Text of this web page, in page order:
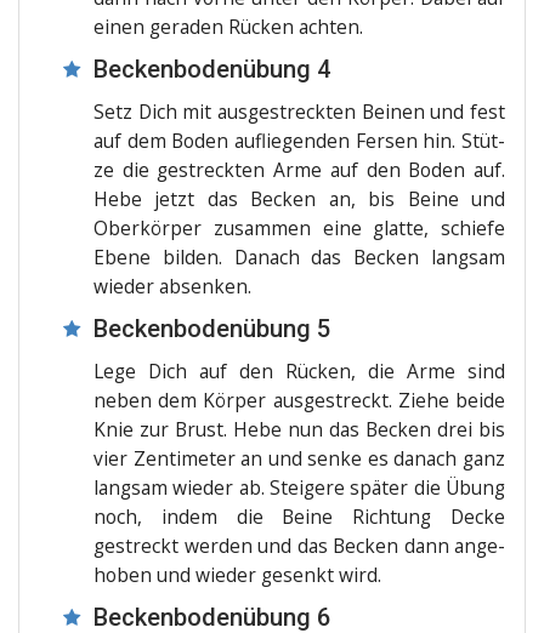
einen gera­den Rücken achten.
Beckenbodenübung 4
Setz Dich mit aus­ge­streck­ten Bei­nen und fest
auf dem Boden auf­lie­gen­den Fer­sen hin. Stüt­
ze die gestreck­ten Arme auf den Boden auf.
Hebe jetzt das Becken an, bis Bei­ne und
Ober­kör­per zusam­men eine glat­te, schie­fe
Ebe­ne bil­den. Danach das Becken lang­sam
wie­der absenken.
Beckenbodenübung 5
Lege Dich auf den Rücken, die Arme sind
neben dem Kör­per aus­ge­streckt. Zie­he bei­de
Knie zur Brust. Hebe nun das Becken drei bis
vier Zen­ti­me­ter an und sen­ke es danach ganz
lang­sam wie­der ab. Stei­ge­re spä­ter die Übung
noch, indem die Bei­ne Rich­tung Decke
gestreckt wer­den und das Becken dann ange­
ho­ben und wie­der gesenkt wird.
Beckenbodenübung 6